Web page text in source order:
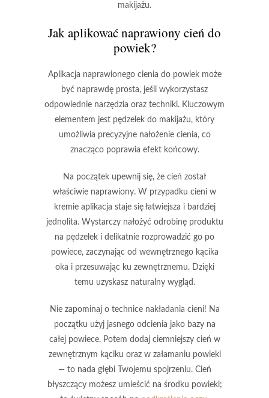
makijażu.
Jak aplikować naprawiony cień do
powiek?
Aplikacja naprawionego cienia do powiekmoże
być naprawdę prosta, jeśli wykorzystasz
odpowiednie narzędzia oraz techniki. Kluczowym
elementem jest pędzelek do makijażu, który
umożliwia precyzyjne nałożenie cienia, co
znacząco poprawia efekt końcowy.
Na początek upewnij się, że cień został
właściwie naprawiony. W przypadku cieni w
kremie aplikacja staje się łatwiejsza i bardziej
jednolita. Wystarczy nałożyć odrobinę produktu
na pędzelek i delikatnie rozprowadzić go po
powiece, zaczynając od wewnętrznego kącika
oka i przesuwając ku zewnętrznemu. Dzięki
temu uzyskasz naturalny wygląd.
Nie zapominaj o technice nakładania cieni! Na
początku użyj jasnego odcienia jako bazy na
całej powiece. Potem dodaj ciemniejszy cień w
zewnętrznym kąciku oraz w załamaniu powieki
— to nada głębi Twojemu spojrzeniu. Cień
błyszczący możesz umieścić na środku powieki;